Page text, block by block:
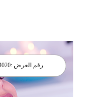
رقم العرض : 84020